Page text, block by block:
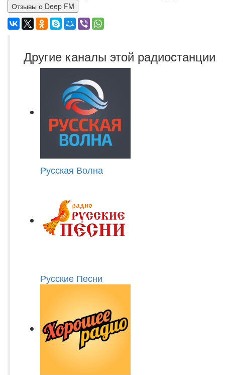
Отзывы о Deep FM
Другие каналы этой радиостанции
Русская Волна
Русские Песни